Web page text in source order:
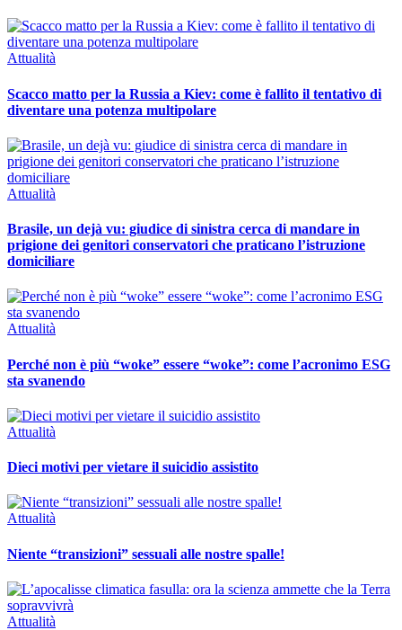
Attualità
Scacco matto per la Russia a Kiev: come è fallito il tentativo di
diventare una potenza multipolare
Attualità
Brasile, un dejà vu: giudice di sinistra cerca di mandare in
prigione dei genitori conservatori che praticano l’istruzione
domiciliare
Attualità
Perché non è più “woke” essere “woke”: come l’acronimo ESG
sta svanendo
Attualità
Dieci motivi per vietare il suicidio assistito
Attualità
Niente “transizioni” sessuali alle nostre spalle!
Attualità